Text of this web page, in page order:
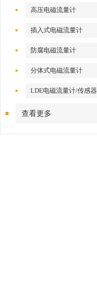
高压电磁流量计
插入式电磁流量计
防腐电磁流量计
分体式电磁流量计
LDE电磁流量计/传感器
查看更多